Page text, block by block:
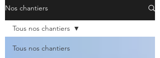
Nos chantiers
Tous nos chantiers
Tous nos chantiers